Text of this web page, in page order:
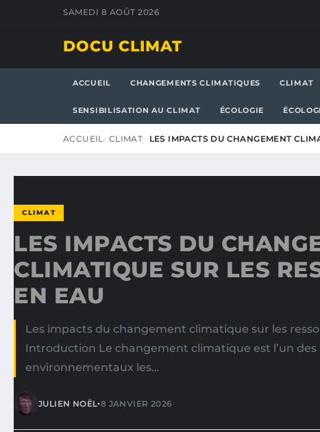
SAMEDI 8 AOÛT 2026
DOCU CLIMAT
ACCUEIL CHANGEMENTS CLIMATIQUES CLIMAT
SENSIBILISATION AU CLIMAT ÉCOLOGIE
ACCUEIL CLIMAT LES IMPACTS DU CHANGEMENT
CLIMAT
LES IMPACTS DU
CLIMATIQUE SUR LES
EN EAU
Les impacts du changement climatique sur les
Introduction Le changement climatique est l’un des
environnementaux les…
JULIEN NOËL•8 JANVIER 2026